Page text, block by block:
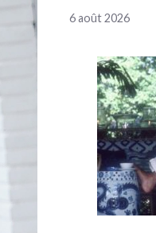
6 août 2026